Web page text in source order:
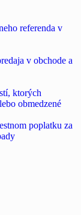
referenda v
v obchode a
ktorých
obmedzené
poplatku za